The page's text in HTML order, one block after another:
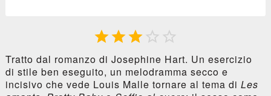
  
Tratto dal romanzo di Josephine Hart. Un esercizio
di stile ben eseguito, un melodramma secco e
incisivo che vede Louis Malle tornare al tema di Les